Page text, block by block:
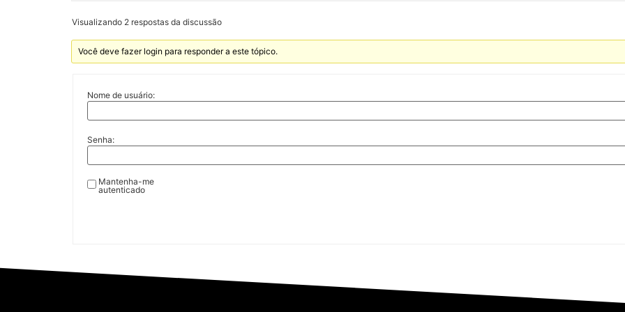
Visualizando 2 respostas da discussão
Você deve fazer login para responder a este tópico.
Nome de usuário:
Senha:
Mantenha-me
autenticado